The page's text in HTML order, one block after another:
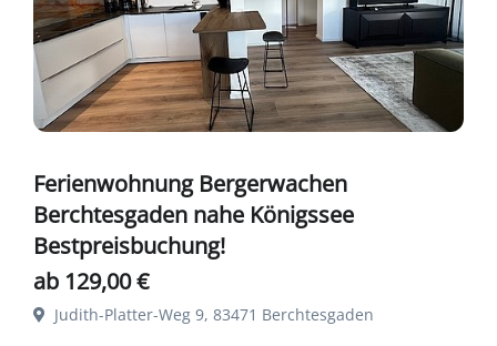
Ferienwohnung Bergerwachen
Berchtesgaden nahe Königssee
Bestpreisbuchung!
ab 129,00 €
Judith-Platter-Weg 9, 83471 Berchtesgaden